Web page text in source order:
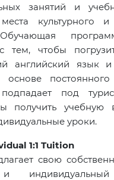
занятий и
культурного и
тем, чтобы
английский язык
основе
под
получить учебную
уроки.
1:1 Tuition
свою
и